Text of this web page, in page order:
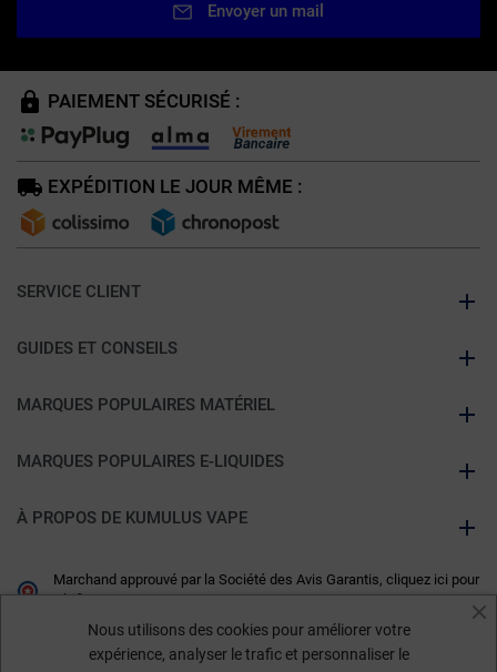
Envoyer un mail
PAIEMENT SÉCURISÉ :
EXPÉDITION LE JOUR MÊME :
SERVICE CLIENT
GUIDES ET CONSEILS
MARQUES POPULAIRES MATÉRIEL
MARQUES POPULAIRES E-LIQUIDES
À PROPOS DE KUMULUS VAPE
Marchand approuvé par la Société des Avis Garantis, cliquez ici pour
vérifier.
Nous utilisons des cookies pour améliorer votre
expérience, analyser le trafic et personnaliser le